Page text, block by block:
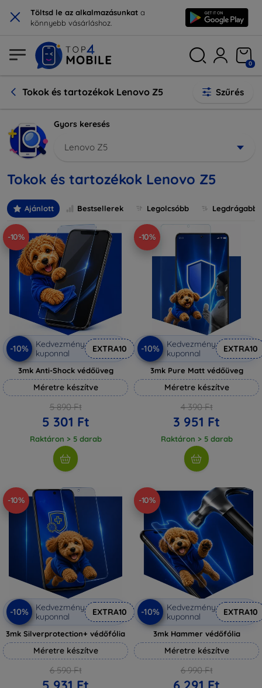
× Töltsd le az alkalmazásunkat a
könnyebb vásárláshoz.
0
Tokok és tartozékok Lenovo Z5 Szűrés
Gyors keresés
Lenovo Z5
Tokok és tartozékok Lenovo Z5
Ajánlott Bestsellerek Legolcsóbb Legdrágabb
-10%
-10%
Kedvezmény
kuponnal
EXTRA10
3mk Anti-Shock védőüveg
Méretre készítve
5 890 Ft
5 301 Ft
Raktáron > 5 darab
-10%
-10%
Kedvezmény
kuponnal
EXTRA10
3mk Pure Matt védőüveg
Méretre készítve
4 390 Ft
3 951 Ft
Raktáron > 5 darab
-10%
-10%
Kedvezmény
kuponnal
EXTRA10
3mk Silverprotection+ védőfólia
Méretre készítve
6 590 Ft
-10%
-10%
Kedvezmény
kuponnal
EXTRA10
3mk Hammer védőfólia
Méretre készítve
6 990 Ft